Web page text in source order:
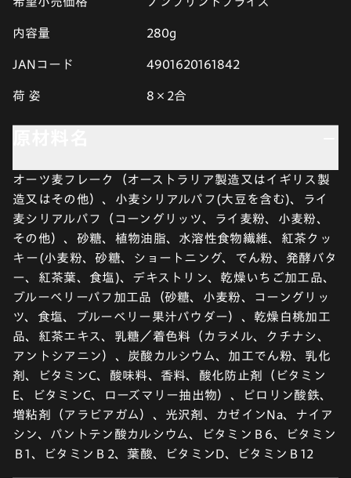
内容量 280g
JANコード 4901620161842
荷 姿 8×2合
オーツ麦フレーク（オーストラリア製造又はイギリス製
造又はその他）、小麦シリアルパフ(大豆を含む)、ライ
麦シリアルパフ（コーングリッツ、ライ麦粉、小麦粉、
その他）、砂糖、植物油脂、水溶性食物繊維、紅茶クッ
キー(小麦粉、砂糖、ショートニング、でん粉、発酵バタ
ー、紅茶葉、食塩)、デキストリン、乾燥いちご加工品、
ブルーベリーパフ加工品（砂糖、小麦粉、コーングリッ
ツ、食塩、ブルーベリー果汁パウダー）、乾燥白桃加工
品、紅茶エキス、乳糖／着色料（カラメル、クチナシ、
アントシアニン）、炭酸カルシウム、加工でん粉、乳化
剤、ビタミンC、酸味料、香料、酸化防止剤（ビタミン
E、ビタミンC、ローズマリー抽出物）、ピロリン酸鉄、
増粘剤（アラビアガム）、光沢剤、カゼインNa、ナイア
シン、パントテン酸カルシウム、ビタミンＢ6、ビタミン
Ｂ1、ビタミンＢ2、葉酸、ビタミンD、ビタミンＢ12